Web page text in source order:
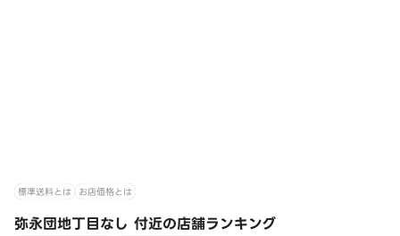
標準送料とは お店価格とは
弥永団地丁目なし 付近の店舗ランキング